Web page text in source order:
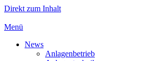
Direkt zum Inhalt
Menü
News
Anlagenbetrieb